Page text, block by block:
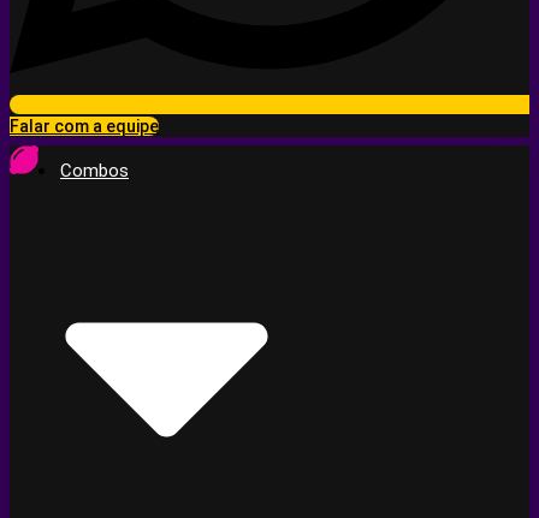
Falar com a equipe
Combos